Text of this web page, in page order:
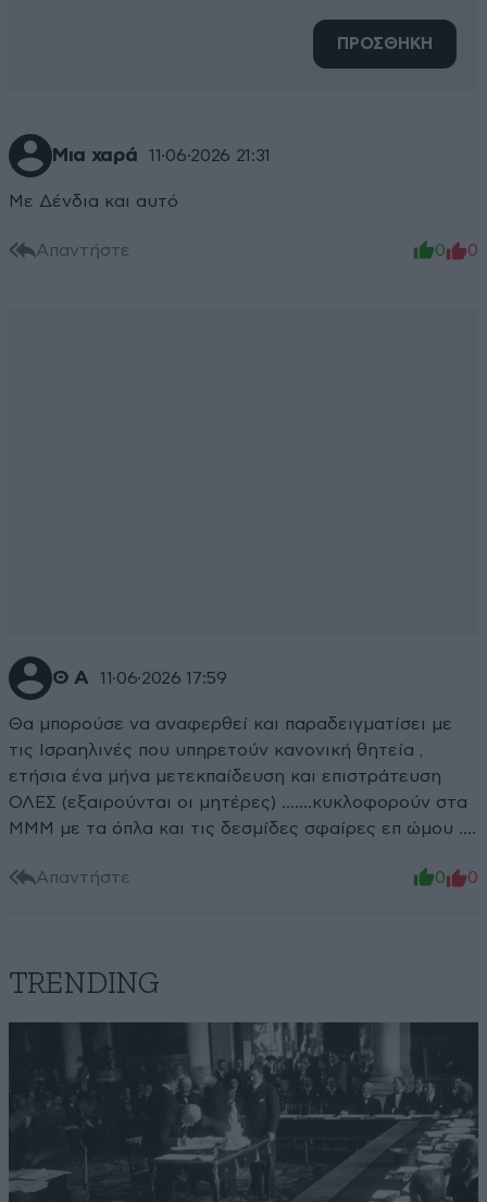
ΠΡΟΣΘΗΚΗ
Μια χαρά 11·06·2026 21:31
Με Δένδια και αυτό
Απαντήστε 0 0
Θ Α 11·06·2026 17:59
Θα μπορούσε να αναφερθεί και παραδειγματίσει με
τις Ισραηλινές που υπηρετούν κανονική θητεία ,
ετήσια ένα μήνα μετεκπαίδευση και επιστράτευση
ΟΛΕΣ (εξαιρούνται οι μητέρες) …….κυκλοφορούν στα
ΜΜΜ με τα όπλα και τις δεσμίδες σφαίρες επ ώμου ….
Απαντήστε 0 0
TRENDING